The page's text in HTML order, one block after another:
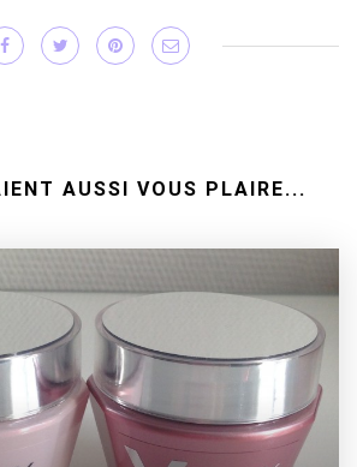
AUSSI VOUS PLAIRE...